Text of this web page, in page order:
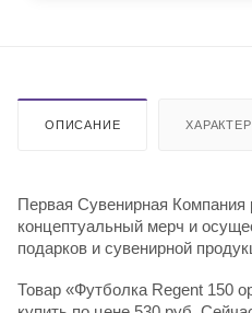
ОПИСАНИЕ
Первая Сувенирная Компания
концептуальный мерч и
подарков и сувенирной
Товар «Футболка Regent 150